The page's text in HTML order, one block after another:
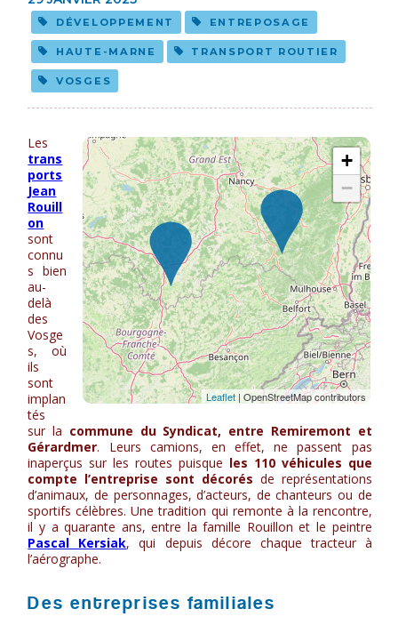
DÉVELOPPEMENT ENTREPOSAGE
HAUTE-MARNE TRANSPORT ROUTIER
VOSGES
Les
trans
ports
Jean
Rouill
on
sont
connu
s bien
au-
delà
des
Vosge
s, où
ils
sont
implan
tés
sur la commune du Syndicat, entre Remiremont et
Gérardmer. Leurs camions, en effet, ne passent pas
inaperçus sur les routes puisque les 110 véhicules que
compte l’entreprise sont décorés de représentations
d’animaux, de personnages, d’acteurs, de chanteurs ou de
sportifs célèbres. Une tradition qui remonte à la rencontre,
il y a quarante ans, entre la famille Rouillon et le peintre
Pascal Kersiak, qui depuis décore chaque tracteur à
l’aérographe.
Des entreprises familiales